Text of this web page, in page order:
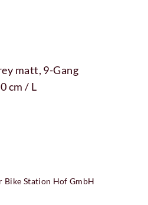
matt, 9-Gang
cm / L
Bike Station Hof GmbH